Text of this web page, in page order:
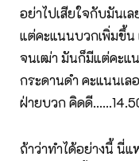
อย่าไปเสียใจกับมันเ
แต่คะแนนบวกเพิ่มขึ้น
จนเฒ่า มันก็มีแต่คะแ
กระดานดำ คะแนนเ
ฝ่ายบวก คิดดี
ถ้าว่าทำได้อย่างนี้ นี่